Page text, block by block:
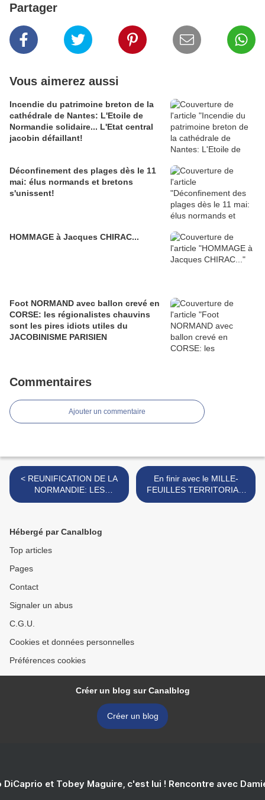
Partager
Vous aimerez aussi
Incendie du patrimoine breton de la
cathédrale de Nantes: L'Etoile de
Normandie solidaire... L'Etat central
jacobin défaillant!
Déconfinement des plages dès le 11
mai: élus normands et bretons
s'unissent!
HOMMAGE à Jacques CHIRAC...
Foot NORMAND avec ballon crevé en
CORSE: les régionalistes chauvins
sont les pires idiots utiles du
JACOBINISME PARISIEN
Commentaires
Ajouter un commentaire
< REUNIFICATION DE LA
NORMANDIE: LES
NOUVEAUX MAIRES SONT
En finir avec le MILLE-
FEUILLES TERRITORIAL:
REMISE du RAPPORT
Hébergé par Canalblog
Top articles
Pages
Contact
Signaler un abus
C.G.U.
Cookies et données personnelles
Préférences cookies
Créer un blog sur Canalblog
Créer un blog
DiCaprio et Tobey Maguire, c'est lui ! Rencontre avec